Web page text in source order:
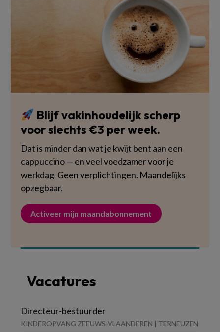
Blijf vakinhoudelijk scherp
voor slechts €3 per week.
Dat is minder dan wat je kwijt bent aan een
cappuccino — en veel voedzamer voor je
werkdag. Geen verplichtingen. Maandelijks
opzegbaar.
Activeer mijn maandabonnement
Vacatures
Directeur-bestuurder
KINDEROPVANG ZEEUWS-VLAANDEREN | TERNEUZEN